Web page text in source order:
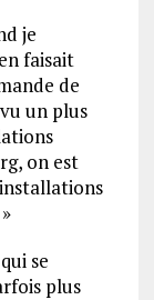
je
faisait
de
un plus
on est
se
plus